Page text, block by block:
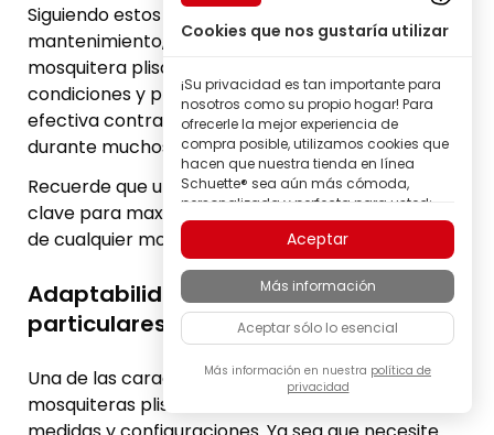
Siguiendo estos sencillos consejos de
mantenimiento, podrá garantizar que su
mosquitera plisada permanezca en excelentes
condiciones y proporcione una protección
efectiva contra los mosquitos y otros insectos
durante muchos años.
Recuerde que un mantenimiento adecuado es
clave para maximizar la vida útil y el rendimiento
de cualquier modelo de mosquitera plisada.
Adaptabilidad a las necesidades
particulares
Una de las características más destacadas de las
mosquiteras plisadas es su versatilidad en
Cookies que nos gustaría utilizar
¡Su privacidad es tan importante para
nosotros como su propio hogar! Para
ofrecerle la mejor experiencia de
compra posible, utilizamos cookies que
hacen que nuestra tienda en línea
Schuette® sea aún más cómoda,
personalizada y perfecta para usted;
todo para que pueda descubrir
productos de la marca Schuette® con
la mejor calidad.
Algunas de estas cookies son
necesarias para que nuestra tienda
Schuette® funcione de forma fiable;
otras nos permiten personalizar los
contenidos y anuncios según sus
intereses, o participar de manera
completamente anónima en el análisis
del comportamiento de los visitantes.
Aceptar
Más información
Aceptar sólo lo esencial
Más información en nuestra política de
privacidad